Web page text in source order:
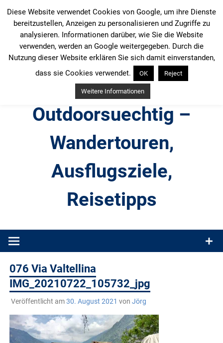
Inhalt
springen
Outdoorsuechtig –
Wandertouren,
Ausflugsziele,
Reisetipps
Produkttests und Buchrezensionen. Ein Blog für alle, die gern
076 Via Valtellina
IMG_20210722_105732_jpg
Veröffentlicht am30. August 2021 von Jörg
Diese Website verwendet Cookies von Google, um ihre Dienste
bereitzustellen, Anzeigen zu personalisieren und Zugriffe zu
analysieren. Informationen darüber, wie Sie die Website
verwenden, werden an Google weitergegeben. Durch die
Nutzung dieser Website erklären Sie sich damit einverstanden,
dass sie Cookies verwendet.
OK Reject
Weitere Informationen